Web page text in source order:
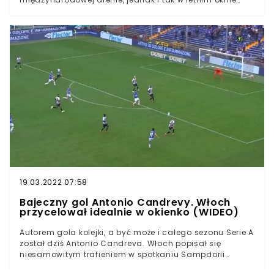
rywalizują kluby z Włoch i Francji, a także regularny
uczestnik Ligi Mistrzów.Arkadiusz Reca tego lata może
zostać bohaterem głośnego transferuPolski obrońca
znalazł się na celowniku włoskich i francuskich klubów,
a także przede wszystkim regularnego uczestnika Ligi
MistrzówPolaka w swoim składzie widzi podobno
Olympiakos Pireus, najbardziej utytułowany grecki
klubArkadiusz Reca może tego lata zostać bohaterem
głośnego transferu. Lista klubów zainteresowanych
obrońcą stale się wydłuża. Już wkrótce defensor może
zagrać nawet w Lidze Mistrzów.
19.03.2022 07:58
Bajeczny gol Antonio Candrevy. Włoch
przycelował idealnie w okienko (WIDEO)
Autorem gola kolejki, a być może i całego sezonu Serie A
został dziś Antonio Candreva. Włoch popisał się
niesamowitym trafieniem w spotkaniu Sampdorii